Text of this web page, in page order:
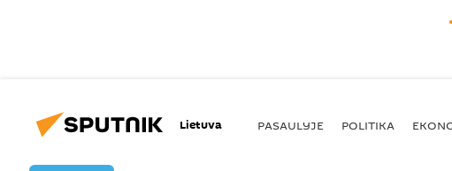
Lietuva PASAULYJE POLITIKA